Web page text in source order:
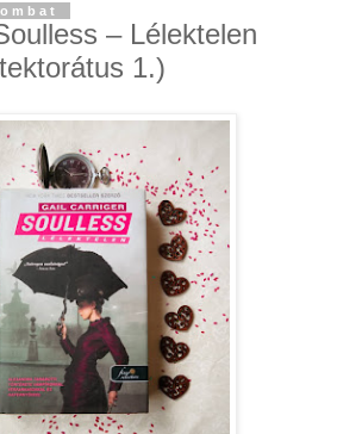
​– Lélektelen
1.)